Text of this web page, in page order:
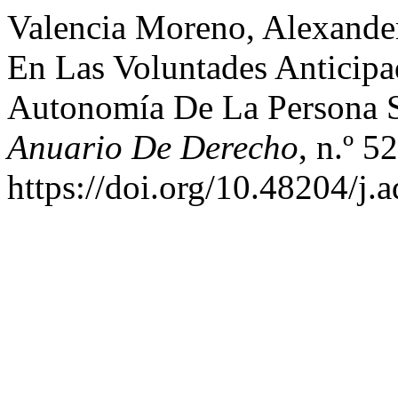
Valencia Moreno,
En Las Voluntades
Autonomía De La Persona
Anuario De Derecho, n.º
https://doi.org/10.48204/